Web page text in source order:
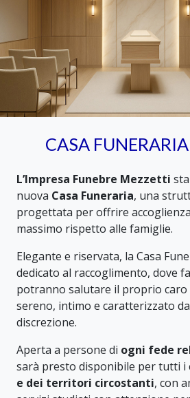
CASA
L’Impresa Funebre Mezzetti
nuova Casa Funeraria, una
progettata per offrire
massimo rispetto alle famiglie.
Elegante e riservata, la Casa
dedicato al raccoglimento, dove
potranno salutare il proprio caro
sereno, intimo e caratterizzato
discrezione.
Aperta a persone di ogni fede
sarà presto disponibile per tutti i
e dei territori circostanti, con